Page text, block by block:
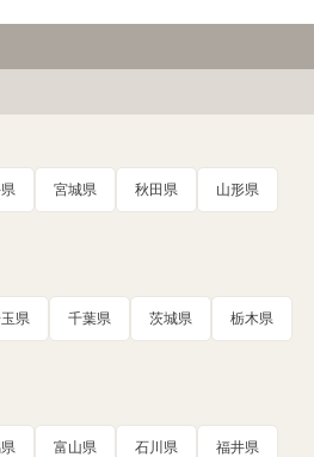
宮城県 秋田県 山形県
県 千葉県 茨城県 栃木県
富山県 石川県 福井県